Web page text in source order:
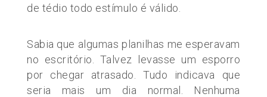
de tédio todo estímulo é válido.
Sabia que algumas planilhas me esperavam
no escritório. Talvez levasse um esporro
por chegar atrasado. Tudo indicava que
seria mais um dia normal. Nenhuma